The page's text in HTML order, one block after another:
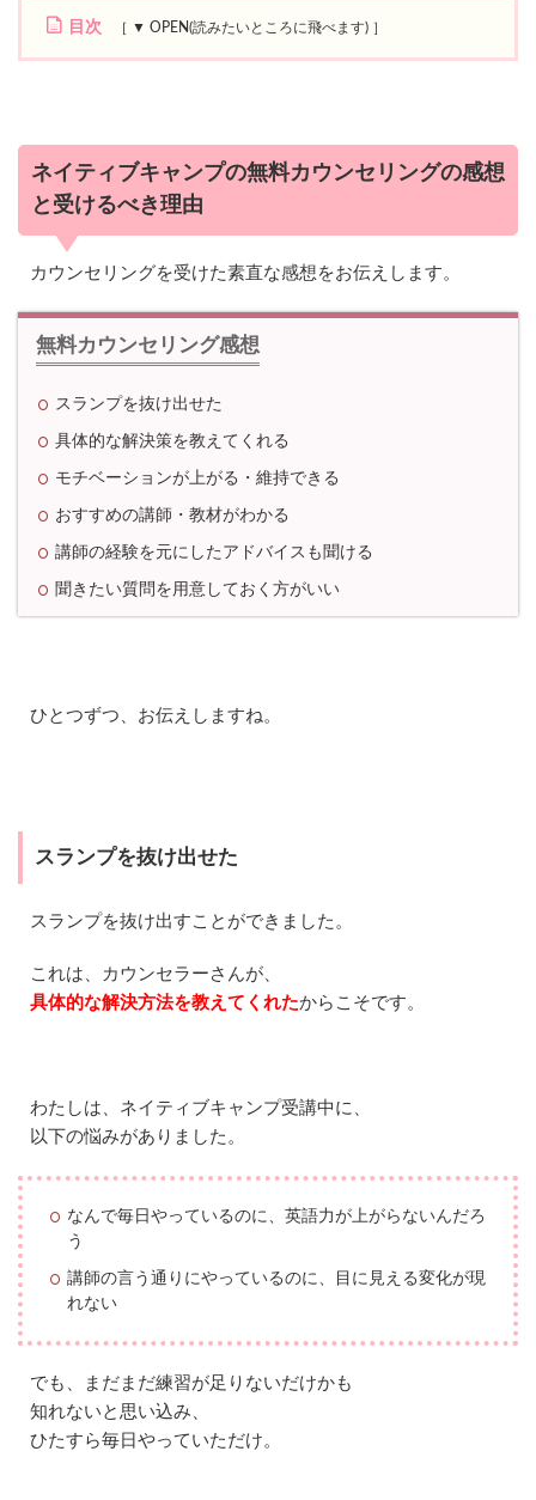
目次
ィ
ブ
キ
プ
無
料
カ
ン
リ
グ
想
受
け
由
を
出
た
1.2
解
決
を
え
て
れ
た
1.3
チ
ベ
ー
シ
ネイティブキャンプの無料カウンセリングの感想
と受けるべき理由
カウンセリングを受けた素直な感想をお伝えします。
無料カウンセリング感想
スランプを抜け出せた
具体的な解決策を教えてくれる
モチベーションが上がる・維持できる
おすすめの講師・教材がわかる
講師の経験を元にしたアドバイスも聞ける
聞きたい質問を用意しておく方がいい
ひとつずつ、お伝えしますね。
スランプを抜け出せた
スランプを抜け出すことができました。
これは、カウンセラーさんが、
具体的な解決方法を教えてくれたからこそです。
わたしは、ネイティブキャンプ受講中に、
以下の悩みがありました。
なんで毎日やっているのに、英語力が上がらないんだろ
う
講師の言う通りにやっているのに、目に見える変化が現
れない
でも、まだまだ練習が足りないだけかも
知れないと思い込み、
ひたすら毎日やっていただけ。